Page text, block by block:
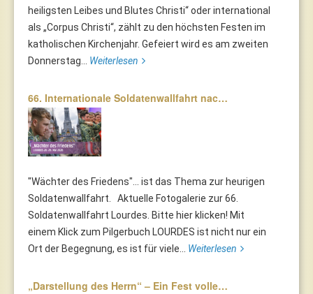
heiligsten Leibes und Blutes Christi“ oder international
als „Corpus Christi“, zählt zu den höchsten Festen im
katholischen Kirchenjahr. Gefeiert wird es am zweiten
Donnerstag... Weiterlesen
66. Internationale Soldatenwallfahrt nac…
"Wächter des Friedens"... ist das Thema zur heurigen
Soldatenwallfahrt. Aktuelle Fotogalerie zur 66.
Soldatenwallfahrt Lourdes. Bitte hier klicken! Mit
einem Klick zum Pilgerbuch LOURDES ist nicht nur ein
Ort der Begegnung, es ist für viele... Weiterlesen
„Darstellung des Herrn“ – Ein Fest volle…